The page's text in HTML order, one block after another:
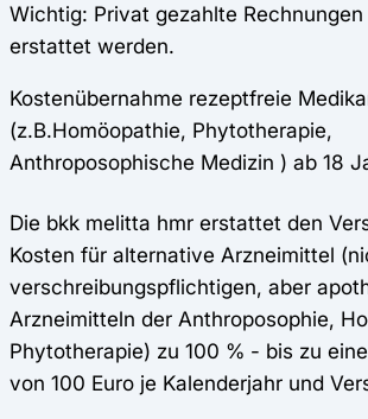
Wichtig: Privat gezahlte
erstattet werden.
Kostenübernahme rezeptfreie
(z.B.Homöopathie, Phytotherapie,
Anthroposophische Medizin ) ab 18
Die bkk melitta hmr erstattet den
Kosten für alternative Arzneimittel
verschreibungspflichtigen, aber
Arzneimitteln der Anthroposophie,
Phytotherapie) zu 100 % - bis zu
von 100 Euro je Kalenderjahr und